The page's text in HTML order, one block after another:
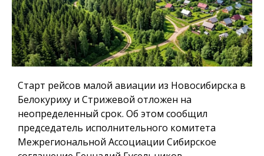
Старт рейсов малой авиации из Новосибирска в
Белокуриху и Стрижевой отложен на
неопределенный срок. Об этом сообщил
председатель исполнительного комитета
Межрегиональной Ассоциации Сибирское